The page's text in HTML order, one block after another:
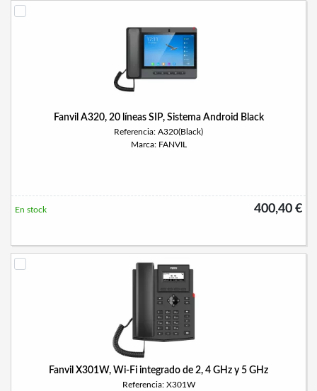
Fanvil A320, 20 líneas SIP, Sistema Android Black
Referencia: A320(Black)
Marca: FANVIL
400,40 €
En stock
Fanvil X301W, Wi-Fi integrado de 2, 4 GHz y 5 GHz
Referencia: X301W